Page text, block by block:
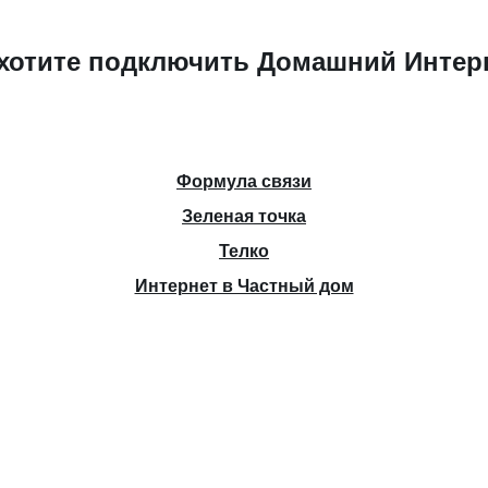
подключить Домашний
Формула связи
Зеленая точка
Телко
Интернет в Частный дом